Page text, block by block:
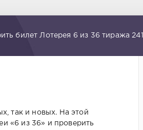
билет Лотерея 6 из 36 тиража 241
так и новых. На этой
«6 из 36» и проверить